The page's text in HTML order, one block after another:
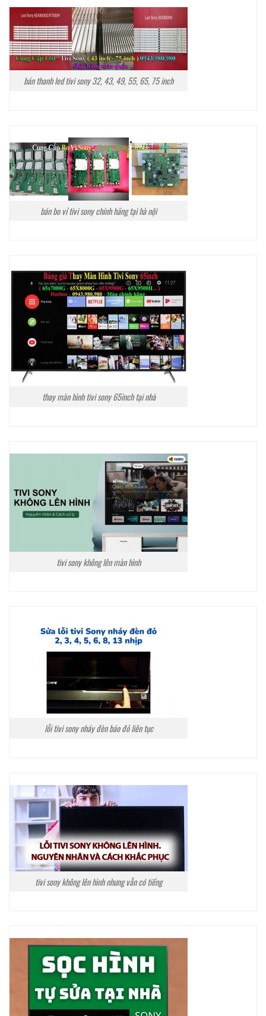
bán thanh led tivi sony 32, 43, 49, 55, 65, 75 inch
bán bo vỉ tivi sony chính hãng tại hà nội
thay màn hình tivi sony 65inch tại nhà
tivi sony không lên màn hình
lỗi tivi sony nháy đèn báo đỏ liên tục
tivi sony không lên hình nhưng vẫn có tiếng